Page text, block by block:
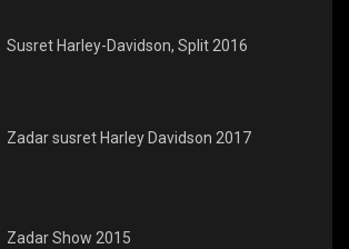
Susret Harley-Davidson, Split 2016
Zadar susret Harley Davidson 2017
Zadar Show 2015